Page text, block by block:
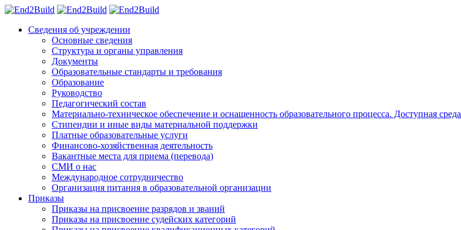
Сведения об учреждении
Основные сведения
Структура и органы управления
Документы
Образовательные стандарты и требования
Образование
Руководство
Педагогический состав
Материально-техническое обеспечение и оснащенность образовательного процесса. Доступная среда
Стипендии и иные виды материальной поддержки
Платные образовательные услуги
Финансово-хозяйственная деятельность
Вакантные места для приема (перевода)
СМИ о нас
Международное сотрудничество
Организация питания в образовательной организации
Приказы
Приказы на присвоение разрядов и званий
Приказы на присвоение судейских категорий